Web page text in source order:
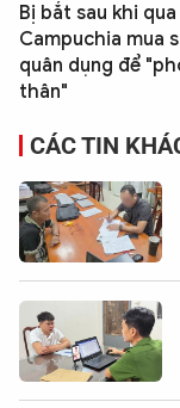
Bị bắt sau khi qua
Campuchia mua
quân dụng để
thân"
CÁC TIN